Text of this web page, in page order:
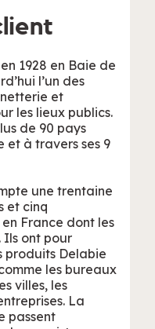
1928 en Baie de
l’un des
et
les lieux publics.
de 90 pays
et à travers ses 9
une trentaine
et cinq
France dont les
Ils ont pour
produits Delabie
les bureaux
villes, les
La
passent